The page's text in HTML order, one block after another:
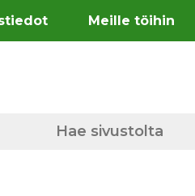
Meille töihin